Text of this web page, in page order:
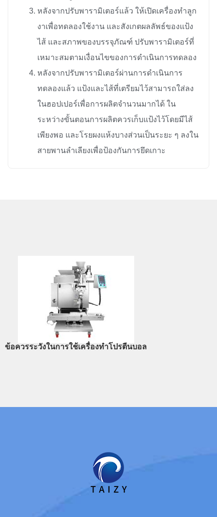
หลังจากปรับพารามิเตอร์แล้ว ให้เปิดเครื่องทำลูก
งาเพื่อทดลองใช้งาน และสังเกตผลลัพธ์ของแป้ง
ไส้ และสภาพของบรรจุภัณฑ์ ปรับพารามิเตอร์ที่
เหมาะสมตามเงื่อนไขของการดำเนินการทดลอง
หลังจากปรับพารามิเตอร์ผ่านการดำเนินการ
ทดลองแล้ว แป้งและไส้ที่เตรียมไว้สามารถใส่ลง
ในฮอปเปอร์เพื่อการผลิตจำนวนมากได้ ใน
ระหว่างขั้นตอนการผลิตควรเก็บแป้งไว้โดยมีไส้
เพียงพอ และโรยผงแห้งบางส่วนเป็นระยะ ๆ ลงใน
สายพานลำเลียงเพื่อป้องกันการยึดเกาะ
ข้อควรระวังในการใช้เครื่องทำโปรตีนบอล